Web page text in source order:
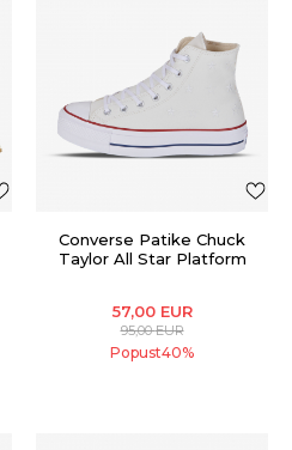
Converse Patike Chuck
Taylor All Star Platform
57,00 EUR
95,00EUR
Popust40%